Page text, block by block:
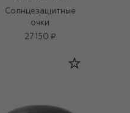
Солнцезащитные
очки
27 150 ₽